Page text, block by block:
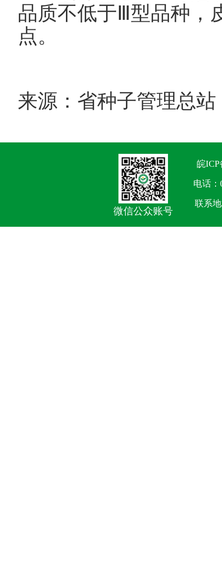
品质不低于Ⅲ型品种，
点。
来源：省种子管理总站
微信公众账号
皖ICP
电话：
联系